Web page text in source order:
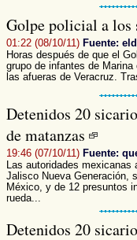
Golpe policial a los
01:22 (08/10/11) Fuente:
Horas después de que el
grupo de infantes de
las afueras de Veracruz.
Detenidos 20
de matanzas
19:46 (07/10/11) Fuente:
Las autoridades
Jalisco Nueva Generación,
México, y de 12 presuntos
rueda...
Detenidos 20